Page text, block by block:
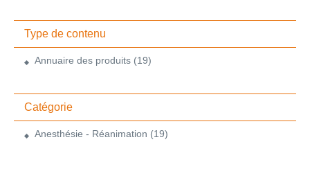
Type de contenu
Annuaire des produits (19)
Catégorie
Anesthésie - Réanimation (19)